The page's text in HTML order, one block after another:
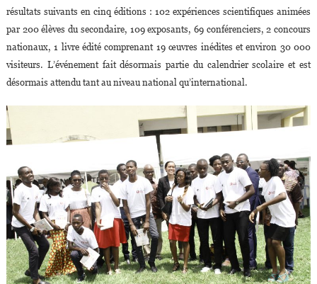
résultats suivants en cinq éditions : 102 expériences scientifiques animées
par 200 élèves du secondaire, 109 exposants, 69 conférenciers, 2 concours
nationaux, 1 livre édité comprenant 19 œuvres inédites et environ 30 000
visiteurs. L’événement fait désormais partie du calendrier scolaire et est
désormais attendu tant au niveau national qu’international.